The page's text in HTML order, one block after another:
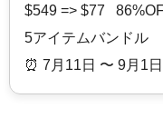
$549 => $77
5アイテムバンドル
⏰️ 7月11日 〜 9月1